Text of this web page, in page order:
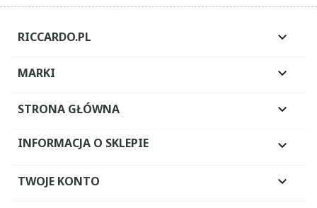
RICCARDO.PL 
MARKI 
STRONA GŁÓWNA 
INFORMACJA O SKLEPIE 
TWOJE KONTO 